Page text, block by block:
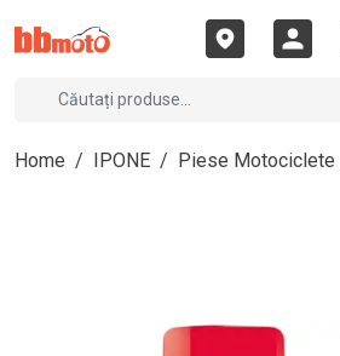
Home / IPONE / Piese Motociclete